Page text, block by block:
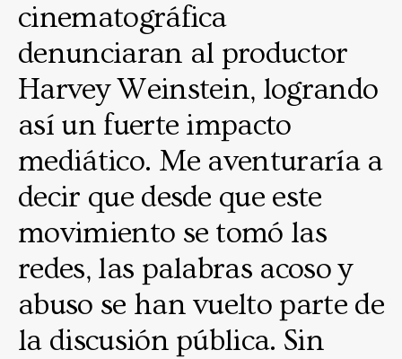
cinematográfica
denunciaran al productor
Harvey Weinstein, logrando
así un fuerte impacto
mediático. Me aventuraría a
decir que desde que este
movimiento se tomó las
redes, las palabras acoso y
abuso se han vuelto parte de
la discusión pública. Sin